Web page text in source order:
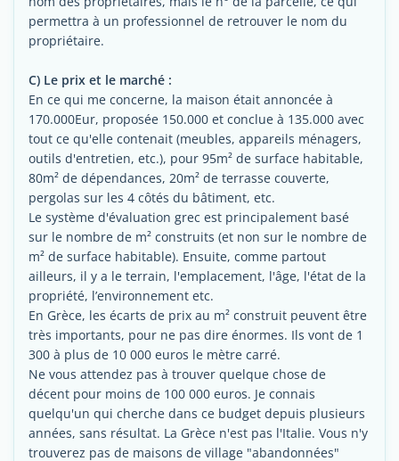
permettra à un professionnel de retrouver le nom du
propriétaire.
C) Le prix et le marché :
En ce qui me concerne, la maison était annoncée à
170.000Eur, proposée 150.000 et conclue à 135.000 avec
tout ce qu'elle contenait (meubles, appareils ménagers,
outils d'entretien, etc.), pour 95m² de surface habitable,
80m² de dépendances, 20m² de terrasse couverte,
pergolas sur les 4 côtés du bâtiment, etc.
Le système d'évaluation grec est principalement basé
sur le nombre de m² construits (et non sur le nombre de
m² de surface habitable). Ensuite, comme partout
ailleurs, il y a le terrain, l'emplacement, l'âge, l'état de la
propriété, l’environnement etc.
En Grèce, les écarts de prix au m² construit peuvent être
très importants, pour ne pas dire énormes. Ils vont de 1
300 à plus de 10 000 euros le mètre carré.
Ne vous attendez pas à trouver quelque chose de
décent pour moins de 100 000 euros. Je connais
quelqu'un qui cherche dans ce budget depuis plusieurs
années, sans résultat. La Grèce n'est pas l'Italie. Vous n'y
trouverez pas de maisons de village "abandonnées"